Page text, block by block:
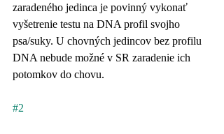
zaradeného jedinca je povinný vykonať
vyšetrenie testu na DNA profil svojho
psa/suky. U chovných jedincov bez profilu
DNA nebude možné v SR zaradenie ich
potomkov do chovu.
#2